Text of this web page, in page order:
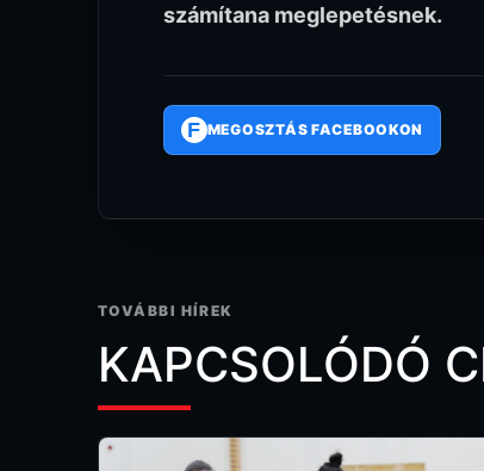
számítana meglepetésnek.
F MEGOSZTÁS FACEBOOKON
TOVÁBBI HÍREK
KAPCSOLÓDÓ